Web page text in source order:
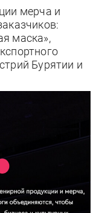
мерча и
маска»,
Бурятии и